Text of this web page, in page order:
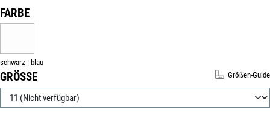
FARBEAUSWÄHLEN
schwarz | blau
GRÖSSE
AUSWÄHLEN Größen-Guide
Produktnummer: